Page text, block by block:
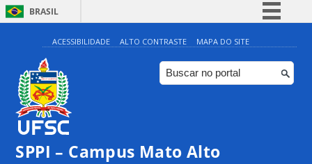
BRASIL
Simplifique!
Comunica BR
Participe
Canais
ACESSIBILIDADE ALTO CONTRASTE MAPA DO SITE
SPPI – Campus Mato Alto